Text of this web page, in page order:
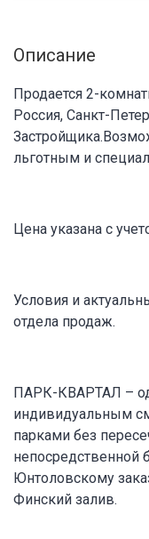
Описание
Продается 2-
Россия, Санкт-
льготным и
Цена указана с
Условия и
отдела продаж.
ПАРК-КВАРТАЛ –
индивидуальным
парками без
непосредственной
Юнтоловскому
Финский залив.